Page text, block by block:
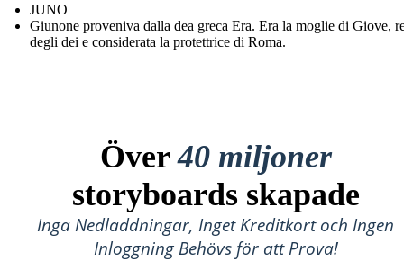
JUNO
Giunone proveniva dalla dea greca Era. Era la moglie di Giove,
degli dei e considerata la protettrice di Roma.
Över40 miljoner
storyboards skapade
Inga Nedladdningar, Inget Kreditkort och Ingen
Inloggning Behövs för att Prova!